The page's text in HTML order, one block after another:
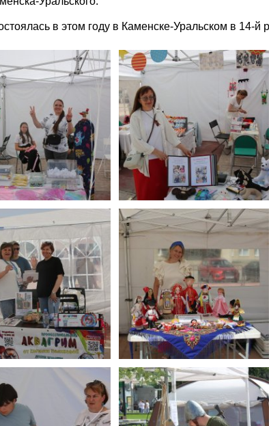
в этом году в Каменске-Уральском в 14-й